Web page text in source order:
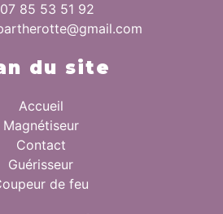
07 85 53 51 92
du site
Accueil
Magnétiseur
Contact
Guérisseur
de feu